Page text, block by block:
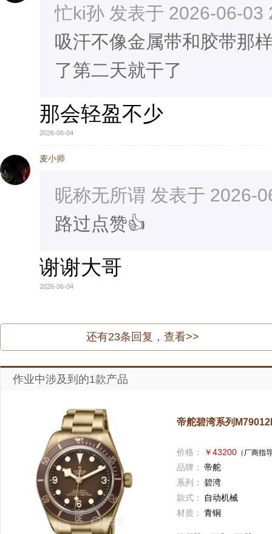
忙ki孙 发表于 2026-06-03
吸汗不像金属带和胶带那
了第二天就干了
那会轻盈不少
2026-06-04
麦小师
昵称无所谓 发表于 2026-
路过点赞👍
谢谢大哥
2026-06-04
还有23条回复，查看>>
作业中涉及到的1款产品
帝舵碧湾系列
价格： ￥43200（厂商指
品牌： 帝舵
系列： 碧湾
款式：
自动机械
材质： 青铜